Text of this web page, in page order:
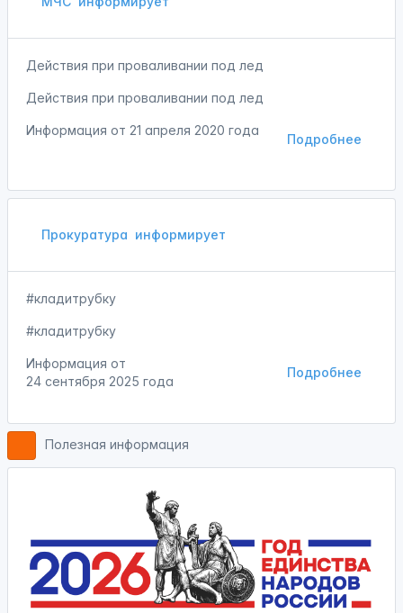
Действия при проваливании под лед
Действия при проваливании под лед
Подробнее
Информация от 21 апреля 2020 года
Прокуратура информирует
#кладитрубку
#кладитрубку
Подробнее
Информация от
24 сентября 2025 года
Полезная информация